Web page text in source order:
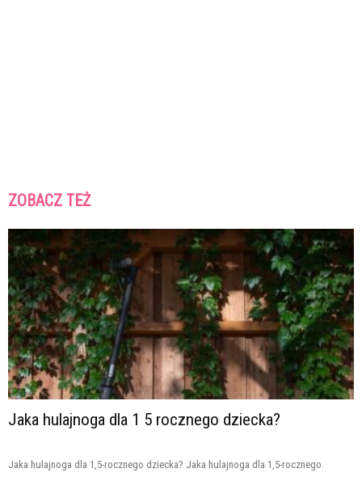
ZOBACZ TEŻ
Jaka hulajnoga dla 1 5 rocznego dziecka?
Jaka hulajnoga dla 1,5-rocznego dziecka? Jaka hulajnoga dla 1,5-rocznego